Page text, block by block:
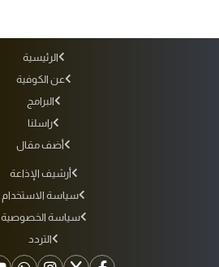
الرئيسية
عن الكوفية
البرامج
راسلنا
أضف مقال
أرشيف الإذاعة
سياسة الاستخدام
سياسة الخصوصية
التردد